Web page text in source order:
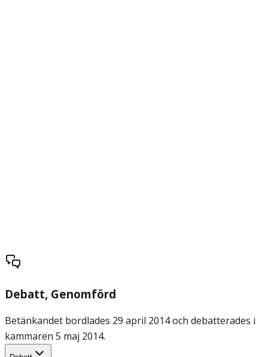
Debatt, Genomförd
Betänkandet bordlades 29 april 2014 och debatterades i
kammaren 5 maj 2014.